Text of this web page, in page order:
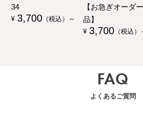
34
¥ 3,700 （税込）～
【お急ぎオーダー
品】
¥ 3,700 （税込）
FAQ
よくあるご質問